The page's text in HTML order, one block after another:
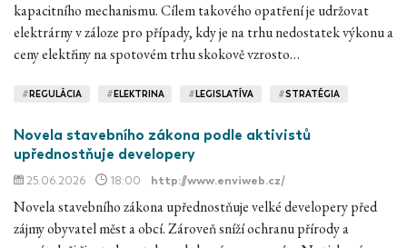
kapacitního mechanismu. Cílem takového opatření je udržovat
elektrárny v záloze pro případy, kdy je na trhu nedostatek výkonu a
ceny elektřiny na spotovém trhu skokově vzrosto…
# REGULÁCIA # ELEKTRINA # LEGISLATÍVA #STRATÉGIA
Novela stavebního zákona podle aktivistů
upřednostňuje developery
25.06.2026 18:00 http://www.enviweb.cz/
Novela stavebního zákona upřednostňuje velké developery před
zájmy obyvatel měst a obcí. Zároveň sníží ochranu přírody a